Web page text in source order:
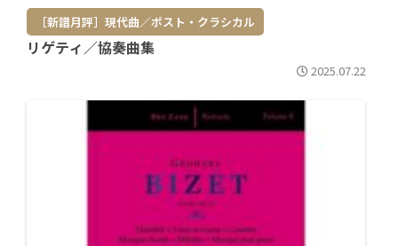
［新譜月評］現代曲／ポスト・クラシカル
リゲティ／協奏曲集
2025.07.22